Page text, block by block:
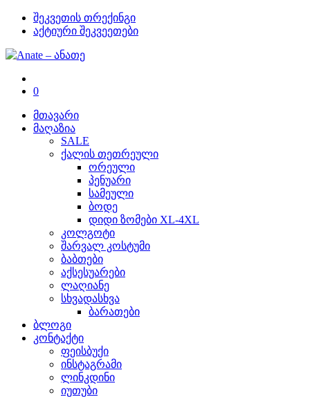
შეკვეთის თრექინგი
აქტიური შეკვეეთები
0
მთავარი
მაღაზია
SALE
ქალის თეთრეული
ორეული
პენუარი
სამეული
ბოდე
დიდი ზომები XL-4XL
კოლგოტი
შარვალ კოსტუმი
ბაბთები
აქსესუარები
ლაღიანე
სხვადასხვა
ბარათები
ბლოგი
კონტაქტი
ფეისბუქი
ინსტაგრამი
ლინკდინი
იუთუბი